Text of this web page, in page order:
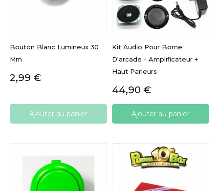
Bouton Blanc Lumineux 30
Mm
Prix
2,99 €
Ajouter au panier
Kit Audio Pour Borne
D'arcade - Amplificateur +
Haut Parleurs
Prix
44,90 €
Ajouter au panier